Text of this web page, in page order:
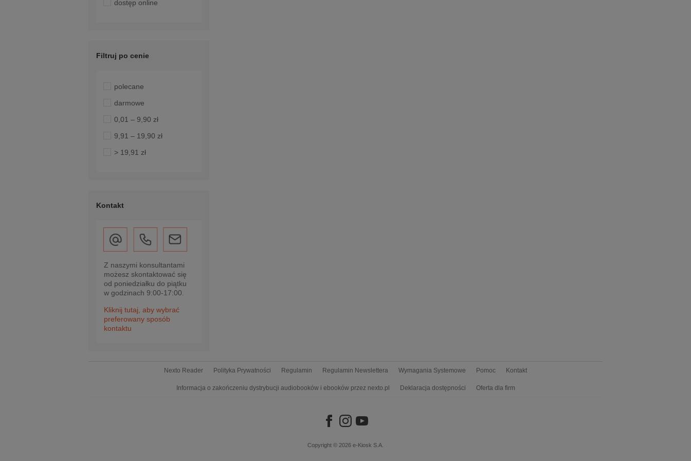
dostęp online
Filtruj po cenie
polecane
darmowe
0,01 – 9,90 zł
9,91 – 19,90 zł
> 19,91 zł
Kontakt
Z naszymi konsultantami
możesz skontaktować się
od poniedziałku do piątku
w godzinach 9:00-17:00.
Kliknij tutaj, aby wybrać
preferowany sposób
kontaktu
Nexto Reader Polityka Prywatności Regulamin Regulamin Newslettera Wymagania Systemowe Pomoc Kontakt
Informacja o zakończeniu dystrybucji audiobooków i ebooków przez nexto.pl Deklaracja dostępności Oferta dla firm
Copyright © 2026 e-Kiosk S.A.